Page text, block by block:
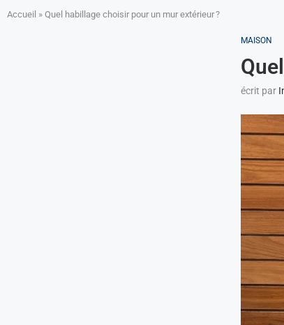
Accueil » Quel habillage choisir pour un mur extérieur ?
MAISON
écrit par